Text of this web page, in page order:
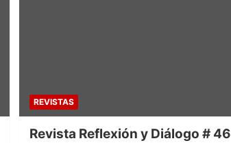
REVISTAS
Revista Reflexión y Diálogo # 46